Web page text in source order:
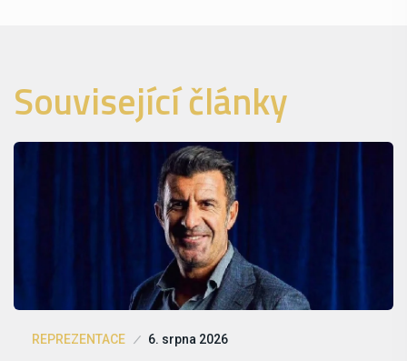
Související články
REPREZENTACE 6. srpna 2026